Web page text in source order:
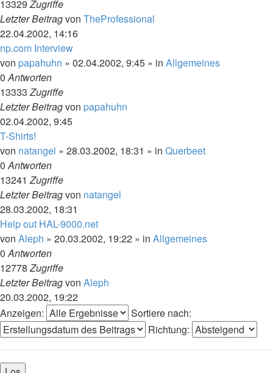
13329Zugriffe
Letzter Beitragvon TheProfessional
22.04.2002, 14:16
np.com Interview
von papahuhn » 02.04.2002, 9:45 » in Allgemeines
0Antworten
13333Zugriffe
Letzter Beitragvon papahuhn
02.04.2002, 9:45
T-Shirts!
von natangel » 28.03.2002, 18:31 » in Querbeet
0Antworten
13241Zugriffe
Letzter Beitragvon natangel
28.03.2002, 18:31
Help out HAL-9000.net
von Aleph » 20.03.2002, 19:22 » in Allgemeines
0Antworten
12778Zugriffe
Letzter Beitragvon Aleph
20.03.2002, 19:22
Anzeigen:
Sortiere nach:
Richtung: